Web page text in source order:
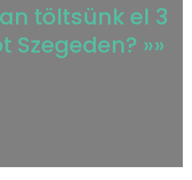
töltsünk el 3
Szegeden? »»